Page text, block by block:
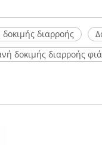
διαρροής
δοκιμής διαρροής